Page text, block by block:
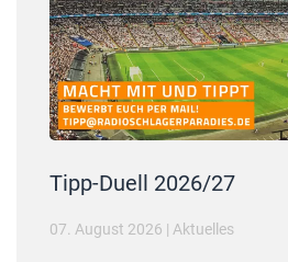
Tipp-Duell 2026/27
07. August 2026 | Aktuelles